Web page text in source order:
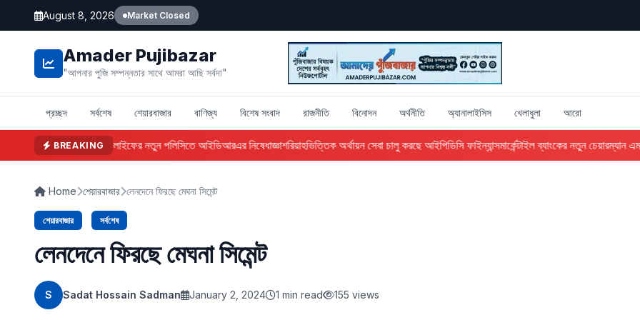
August 8, 2026 Market Closed
Amader Pujibazar
"আপনার পুজি সম্পন্নতার সাথে আমরা আছি সর্বদা"
প্রচ্ছদ সর্বশেষ শেয়ারবাজার বাণিজ্য বিশেষ সংবাদ রাজনীতি বিনোদন অর্থনীতি অ্যানালাইসিস খেলাধুলা আরো
BREAKING
ফারইস্ট ইসলামী লাইফের নতুন পলিসিতে আইডিআরএর নিষেধাজ্ঞাশরিয়াহভিত্তিক অর্থায়ন সেবা চালু করছে আইপিডিসি ফাইন্যান্সমার্কেন্টাইল ব্যাংকের নতুন চেয়ারম্যান এম
Home শেয়ারবাজার লেনদেনে ফিরছে মেঘনা সিমেন্ট
শেয়ারবাজার সর্বশেষ
লেনদেনে ফিরছে মেঘনা সিমেন্ট
S Sadat Hossain Sadman January 2, 2024 1 min read 155 views